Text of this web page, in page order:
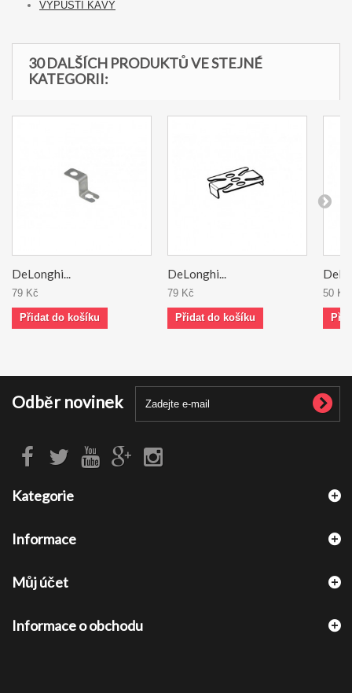
VÝPUSTI KÁVY
30 DALŠÍCH PRODUKTŮ VE STEJNÉ
KATEGORII:
DeLonghi...
79 Kč
Přidat do košíku
DeLonghi...
79 Kč
Přidat do košíku
50 Kč
Odběr novinek
Kategorie
Informace
Můj účet
Informace o obchodu